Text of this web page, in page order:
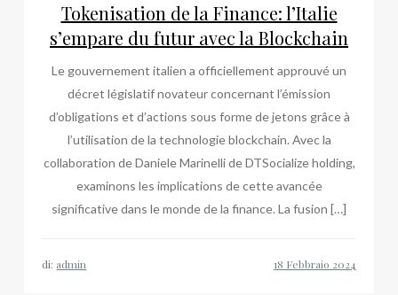
Tokenisation de la Finance: l’Italie
s’empare du futur avec la Blockchain
Le gouvernement italien a officiellement approuvé un
décret législatif novateur concernant l’émission
d’obligations et d’actions sous forme de jetons grâce à
l’utilisation de la technologie blockchain. Avec la
collaboration de Daniele Marinelli de DTSocialize holding,
examinons les implications de cette avancée
significative dans le monde de la finance. La fusion […]
di: admin